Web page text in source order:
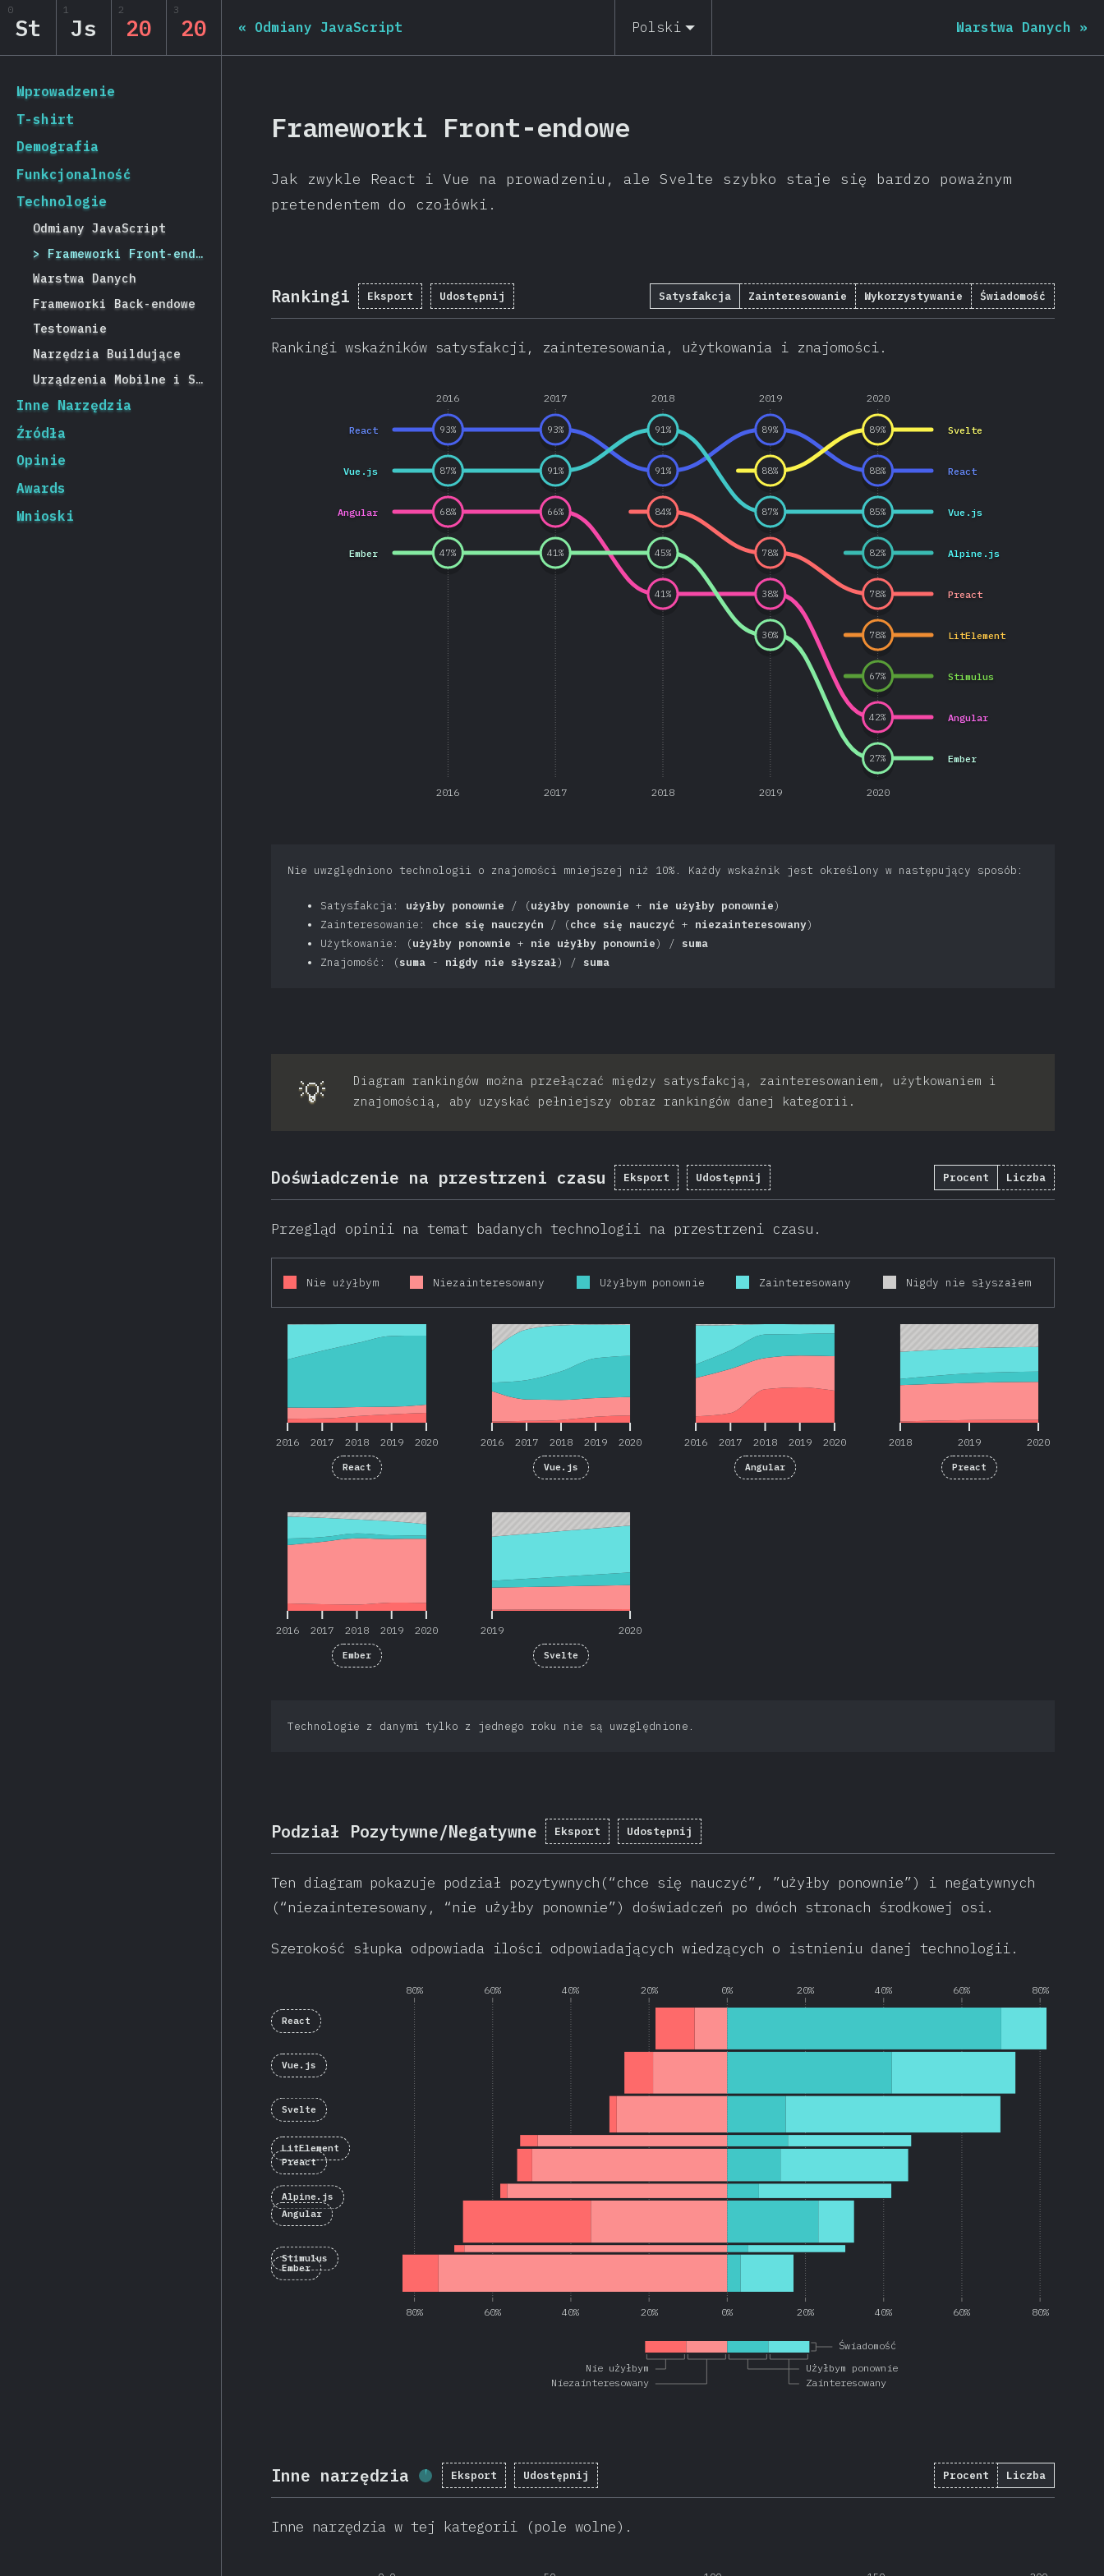
State of JS 2020
0
St
1
Js
2
20
3
20
[pl-PL] general.back_to_intro
Wprowadzenie
T-shirt
Demografia
Funkcjonalność
Technologie
Odmiany JavaScript
Frameworki Front-endowe
Warstwa Danych
Frameworki Back-endowe
Testowanie
Narzędzia Buildujące
Urządzenia Mobilne i Stacjonarne
Inne Narzędzia
Źródła
Opinie
Awards
Wnioski
« Odmiany JavaScript Polski Warstwa Danych »
Frameworki Front-endowe
Jak zwykle React i Vue na prowadzeniu, ale Svelte szybko staje się bardzo poważnym
pretendentem do czołówki.
Rankingi Eksport Udostępnij Satysfakcja Zainteresowanie Wykorzystywanie Świadomość
Rankingi wskaźników satysfakcji, zainteresowania, użytkowania i znajomości.
2016 2017 2018 2019 2020
2016 2017 2018 2019 2020
React
Vue.js
Angular
Ember
React
Vue.js
Angular
Preact
Ember
Svelte
Alpine.js
LitElement
Stimulus
93% 93%
91%
89%
88%
87% 91%
91%
87% 85%
68% 66%
41% 38%
42%
84%
78%
78%
47% 41% 45%
30%
27%
88%
89%
82%
78%
67%
Nie uwzględniono technologii o znajomości mniejszej niż 10%. Każdy wskaźnik jest określony w następujący sposób:
Satysfakcja: użyłby ponownie / (użyłby ponownie + nie użyłby ponownie)
Zainteresowanie: chce się nauczyćn / (chce się nauczyć + niezainteresowany)
Użytkowanie: (użyłby ponownie + nie użyłby ponownie) / suma
Znajomość: (suma - nigdy nie słyszał) / suma
💡
Diagram rankingów można przełączać między satysfakcją, zainteresowaniem, użytkowaniem i
znajomością, aby uzyskać pełniejszy obraz rankingów danej kategorii.
Doświadczenie na przestrzeni czasu Eksport Udostępnij Procent Liczba
Przegląd opinii na temat badanych technologii na przestrzeni czasu.
Nie użyłbym Niezainteresowany Użyłbym ponownie Zainteresowany Nigdy nie słyszałem
2016 2017 2018 2019 2020
2016 2017 2018 2019 2020
React
2016 2017 2018 2019 2020
2016 2017 2018 2019 2020
Vue.js
2016 2017 2018 2019 2020
2016 2017 2018 2019 2020
Angular
2018 2019 2020
2018 2019 2020
Preact
2016 2017 2018 2019 2020
Ember
2019 2020
Svelte
Technologie z danymi tylko z jednego roku nie są uwzględnione.
Podział Pozytywne/Negatywne Eksport Udostępnij
Ten diagram pokazuje podział pozytywnych(“chce się nauczyć”, ”użyłby ponownie”) i negatywnych
(“niezainteresowany, “nie użyłby ponownie”) doświadczeń po dwóch stronach środkowej osi.
Szerokość słupka odpowiada ilości odpowiadających wiedzących o istnieniu danej technologii.
Nie użyłbym
Niezainteresowany
Użyłbym ponownie
Zainteresowany
Świadomość
80% 60% 40% 20% 0% 20% 40% 60% 80%
80% 60% 40% 20% 0% 20% 40% 60% 80%
React
Vue.js
Svelte
LitElement
Preact
Alpine.js
Angular
Stimulus
Ember
Inne narzędzia Procent ukończenia:
Eksport Udostępnij Procent Liczba
Inne narzędzia w tej kategorii (pole wolne).